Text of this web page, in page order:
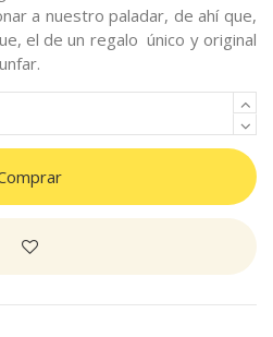
a nuestro paladar, de ahí que,
el de un regalo único y original